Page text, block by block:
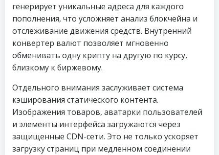
генерирует уникальные адреса для каждого
пополнения, что усложняет анализ блокчейна и
отслеживание движения средств. Внутренний
конвертер валют позволяет мгновенно
обменивать одну крипту на другую по курсу,
близкому к биржевому.
Отдельного внимания заслуживает система
кэширования статического контента.
Изображения товаров, аватарки пользователей
и элементы интерфейса загружаются через
защищенные CDN-сети. Это не только ускоряет
загрузку страниц при медленном соединении